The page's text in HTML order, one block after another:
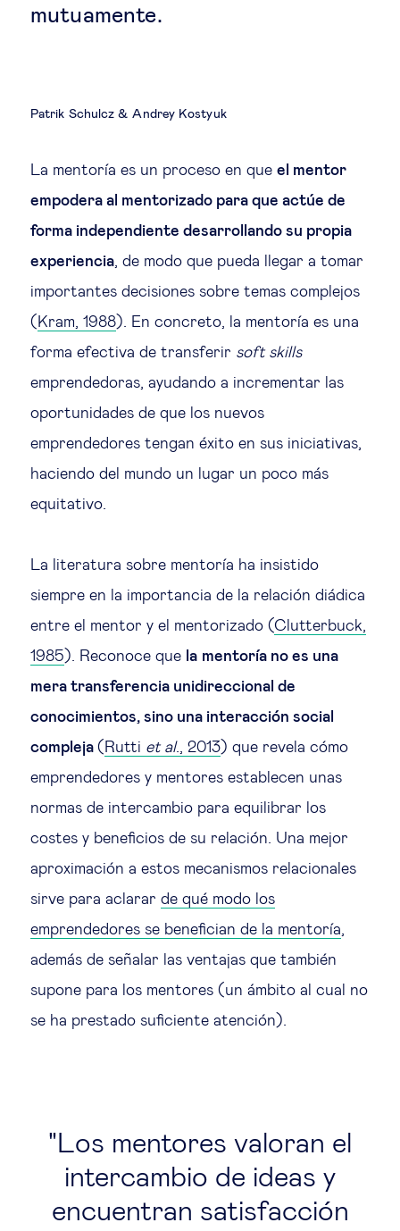
Educación del futuro
Emprendimiento
Tecnología jurídica
Cohesión social & integración
Gestión de la diversidad
Ética empresarial
Insights & knowledge by
EN ES
mutuamente.
Patrik Schulcz Andrey Kostyuk
La mentoría es un proceso en que el mentor
empodera al mentorizado para que actúe de
forma independiente desarrollando su propia
experiencia, de modo que pueda llegar a tomar
importantes decisiones sobre temas complejos
( Kram, 1988). En concreto, la mentoría es una
forma efectiva de transferir soft skills
emprendedoras, ayudando a incrementar las
oportunidades de que los nuevos
emprendedores tengan éxito en sus iniciativas,
haciendo del mundo un lugar un poco más
equitativo.
La literatura sobre mentoría ha insistido
siempre en la importancia de la relación diádica
entre el mentor y el mentorizado (Clutterbuck,
1985 ). Reconoce que la mentoría no es una
mera transferencia unidireccional de
conocimientos, sino una interacción social
compleja ( Rutti et al., 2013) que revela cómo
emprendedores y mentores establecen unas
normas de intercambio para equilibrar los
costes y beneficios de su relación. Una mejor
aproximación a estos mecanismos relacionales
sirve para aclarar de qué modo los
emprendedores se benefician de la mentoría,
además de señalar las ventajas que también
supone para los mentores (un ámbito al cual no
se ha prestado suficiente atención).
Los mentores valoran el
intercambio de ideas y
encuentran satisfacción